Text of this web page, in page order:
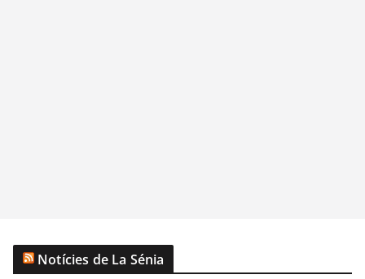
Notícies de La Sénia